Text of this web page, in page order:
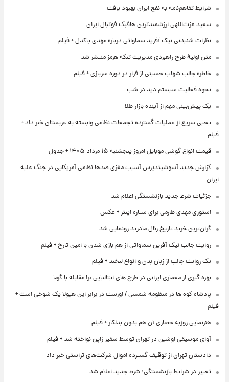
شرایط تفاهم‌نامه به نفع ایران بهبود یافت
سعید عزت‌اللهی ارزشمندترین هافبک فوتبال ایران
نظرات شنیدنی نیک آفرید سماواتی درباره مهدی پاکدل + فیلم
متن اولیۀ طرح راهبردی مدیریت تنگه هرمز منتشر شد
خاطره جالب شهاب حسینی از فرار در دوره سربازی + فیلم
نحوه فعالیت سیستم دید در شب
یک پیش‌بینی مهم از آینده بازار طلا
یحیی سریع از عملیات گسترده تجمعات نظامی وابسته به عربستان خبر داد +
فیلم
قیمت انواع گوشی موبایل امروز پنجشنبه ۱۵ مرداد ۱۴۰۵ + جدول
گزارش جدید آسوشیتدپرس آسیب مغزی صدها نظامی آمریکایی در جنگ علیه
ایران
جزئیات شرط جدید بازنشستگی اعلام شد
استوری مهدی طارمی برای ستاره اینتر + عکس
گران‌ترین خرید تاریخ رئال مادرید رونمایی شد
روایت جالب نیک آفرین سماواتی از هم بازی شدن با امین تارخ + فیلم
یک روایت جالب از زبان بدن و انواع لبخند + فیلم
بهره گیری از معماری ایرانی در طرح های ایتالیایی برا مقابله با گرما
پادشاه کوه ها در منظومه شمسی / اورست در برابر این هیولا یک شوخی است +
فیلم
هنرنمایی روزبه حصاری آن هم بدون بدلکار + فیلم
آوای موسیقی اوشین در تهران توسط سفیر ژاپن نواخته شد + فیلم
دادستان تهران از توقیف گسترده اموال شرکت‌های تراستی خبر داد
تغییر در شرایط بازنشستگی؛ شرط جدید اعلام شد